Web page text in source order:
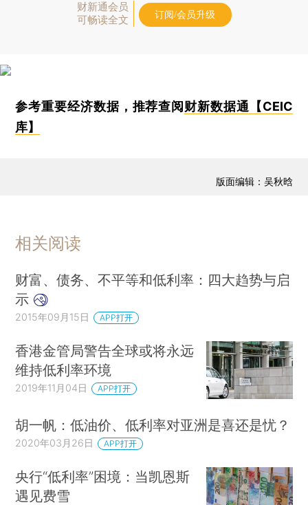
财新通会员
可畅读全文
订阅/会员升级
参考重要经济数据，推荐查阅财新数据通【CEIC
库】
版面编辑：吴秋晗
相关阅读
财富、债务、不平等和低利率：四大趋势与启
示
2015年09月15日 APP打开
香港金管局警告全球或将永远
维持低利率环境
2019年11月04日 APP打开
胡一帆：低油价、低利率对亚洲是喜还是忧？
2020年03月26日 APP打开
央行“低利率”困境：当凯恩斯
遇见费雪